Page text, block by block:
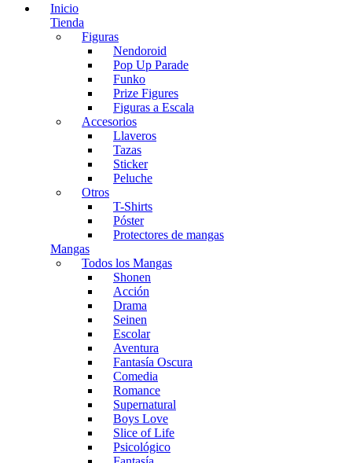
Inicio
Tienda
Figuras
Nendoroid
Pop Up Parade
Funko
Prize Figures
Figuras a Escala
Accesorios
Llaveros
Tazas
Sticker
Peluche
Otros
T-Shirts
Póster
Protectores de mangas
Mangas
Todos los Mangas
Shonen
Acción
Drama
Seinen
Escolar
Aventura
Fantasía Oscura
Comedia
Romance
Supernatural
Boys Love
Slice of Life
Psicológico